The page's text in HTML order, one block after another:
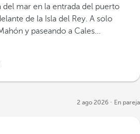
mar en la entrada del puerto
de la Isla del Rey. A solo
y paseando a Cales...
2 ago 2026 En pareja